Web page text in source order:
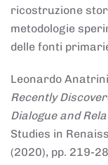
ricostruzione
metodologie
delle fonti
Leonardo
Recently
Dialogue and
Studies in
(2020), pp. 219-